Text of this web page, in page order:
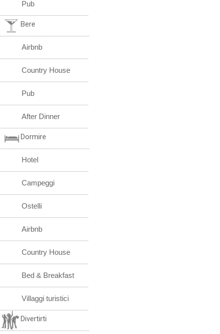
Pub
Bere
Airbnb
Country House
Pub
After Dinner
Dormire
Hotel
Campeggi
Ostelli
Airbnb
Country House
Bed & Breakfast
Villaggi turistici
Divertirti